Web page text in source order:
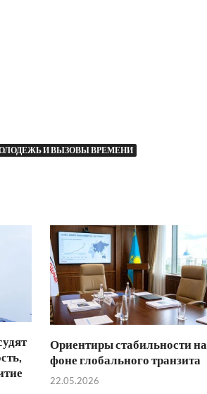
И ВЫЗОВЫ ВРЕМЕНИ
Ориентиры стабильности на
фоне глобального транзита
22.05.2026